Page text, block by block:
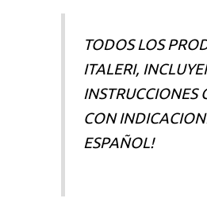
TODOS LOS
ITALERI,
INSTRUCCIONES
CON
ESPAÑOL!